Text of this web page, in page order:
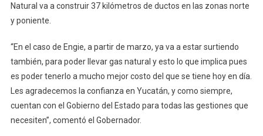
Natural va a construir 37 kilómetros de ductos en las zonas norte
y poniente.
“En el caso de Engie, a partir de marzo, ya va a estar surtiendo
también, para poder llevar gas natural y esto lo que implica pues
es poder tenerlo a mucho mejor costo del que se tiene hoy en día.
Les agradecemos la confianza en Yucatán, y como siempre,
cuentan con el Gobierno del Estado para todas las gestiones que
necesiten”, comentó el Gobernador.